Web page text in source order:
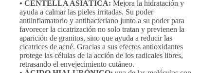
• CENTELLA ASIÁTICA: Mejora la hidratación y
ayuda a calmar las pieles irritadas. Su poder
antiinflamatorio y antibacteriano junto a su poder para
favorecer la cicatrización no solo tratan y previenen la
aparición de granitos, sino que ayuda a reducir las
cicatrices de acné. Gracias a sus efectos antioxidantes
protege las células de la acción de los radicales libres,
retrasando el envejecimiento cutáneo.